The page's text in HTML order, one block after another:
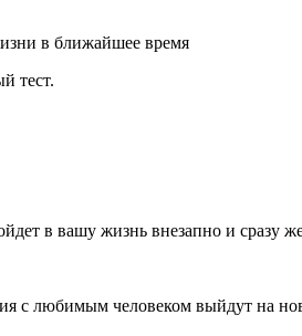
тест.
в вашу жизнь внезапно и сразу
любимым человеком выйдут на